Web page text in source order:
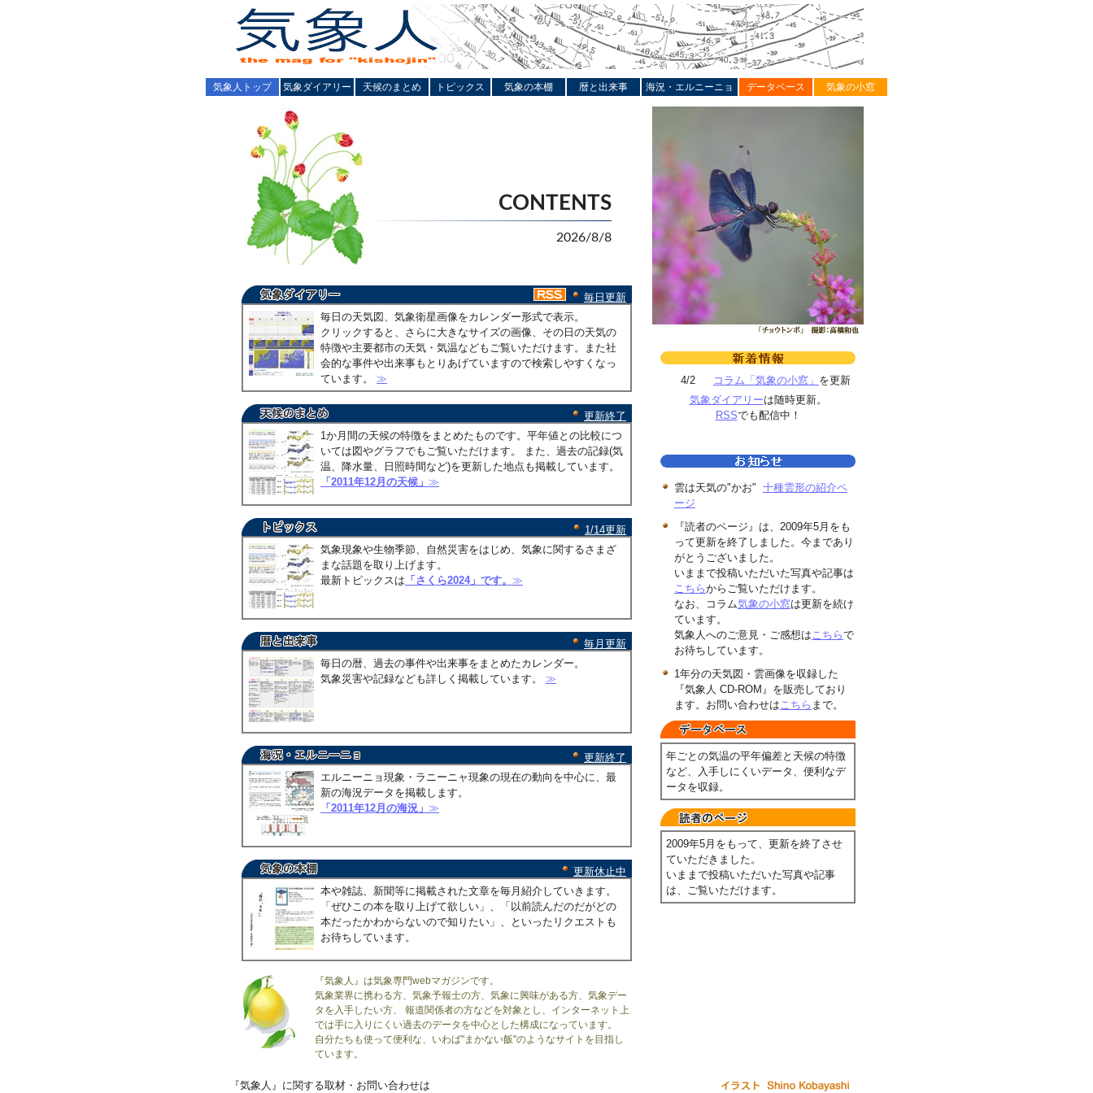
気象人トップ 気象ダイアリー 天候のまとめ トピックス 気象の本棚 暦と出来事 海況・エルニーニョ データベース 気象の小窓
CONTENTS
2026/8/8
毎日更新
毎日の天気図、気象衛星画像をカレンダー形式で表示。
クリックすると、さらに大きなサイズの画像、その日の天気の
特徴や主要都市の天気・気温などもご覧いただけます。また社
会的な事件や出来事もとりあげていますので検索しやすくなっ
ています。 ≫
更新終了
1か月間の天候の特徴をまとめたものです。平年値との比較につ
いては図やグラフでもご覧いただけます。 また、過去の記録(気
温、降水量、日照時間など)を更新した地点も掲載しています。
「2011年12月の天候」 ≫
1/14更新
気象現象や生物季節、自然災害をはじめ、気象に関するさまざ
まな話題を取り上げます。
最新トピックスは 「さくら2024」です。 ≫
毎月更新
毎日の暦、過去の事件や出来事をまとめたカレンダー。
気象災害や記録なども詳しく掲載しています。 ≫
更新終了
エルニーニョ現象・ラニーニャ現象の現在の動向を中心に、最
新の海況データを掲載します。
「2011年12月の海況」 ≫
更新休止中
本や雑誌、新聞等に掲載された文章を毎月紹介していきます。
「ぜひこの本を取り上げて欲しい」、「以前読んだのだがどの
本だったかわからないので知りたい」、といったリクエストも
お待ちしています。
『気象人』は気象専門webマガジンです。
気象業界に携わる方、気象予報士の方、気象に興味がある方、気象デー
タを入手したい方、 報道関係者の方などを対象とし、インターネット上
では手に入りにくい過去のデータを中心とした構成になっています。
自分たちも使って便利な、いわば"まかない飯"のようなサイトを目指し
ています。
4/2 コラム「気象の小窓」 を更新
気象ダイアリーは随時更新。
RSSでも配信中！
雲は天気の"かお" 十種雲形の紹介ペ
ージ
『読者のページ』は、2009年5月をも
って更新を終了しました。今まであり
がとうございました。
いままで投稿いただいた写真や記事は
こちらからご覧いただけます。
なお、コラム気象の小窓は更新を続け
ています。
気象人へのご意見・ご感想はこちらで
お待ちしています。
1年分の天気図・雲画像を収録した
『気象人 CD-ROM』を販売しており
ます。お問い合わせはこちら まで。
年ごとの気温の平年偏差と天候の特徴
など、入手しにくいデータ、便利なデ
ータを収録。
2009年5月をもって、更新を終了させ
ていただきました。
いままで投稿いただいた写真や記事
は、ご覧いただけます。
『気象人』に関する取材・お問い合わせは